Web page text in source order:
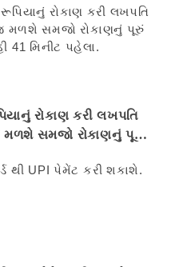
રોકાણ કરી લખપતિ
સમજો રોકાણનું પૂરું